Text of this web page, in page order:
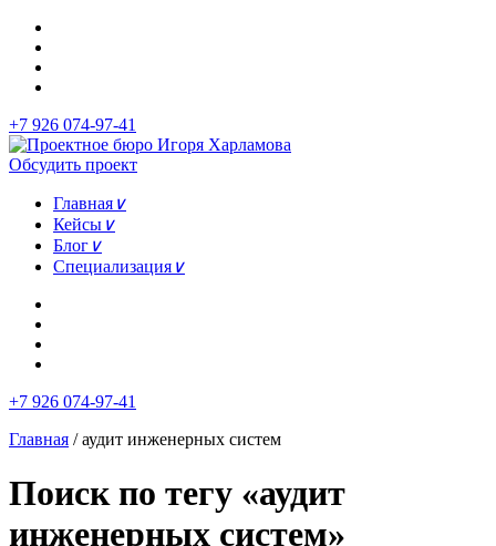
+7 926 074-97-41
Обсудить проект
Главная ∨
Кейсы ∨
Блог ∨
Специализация ∨
+7 926 074-97-41
Главная /аудит инженерных систем
Поиск по тегу «аудит
инженерных систем»